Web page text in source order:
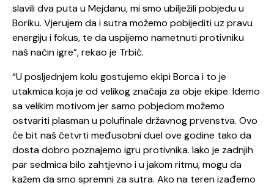
slavili dva puta u Mejdanu, mi smo ubilježili pobjedu u
Boriku. Vjerujem da i sutra možemo pobijediti uz pravu
energiju i fokus, te da uspijemo nametnuti protivniku
naš način igre”, rekao je Trbić.
“U posljednjem kolu gostujemo ekipi Borca i to je
utakmica koja je od velikog značaja za obje ekipe. Idemo
sa velikim motivom jer samo pobjedom možemo
ostvariti plasman u polufinale državnog prvenstva. Ovo
će bit naš četvrti međusobni duel ove godine tako da
dosta dobro poznajemo igru protivnika. Iako je zadnjih
par sedmica bilo zahtjevno i u jakom ritmu, mogu da
kažem da smo spremni za sutra. Ako na teren izađemo